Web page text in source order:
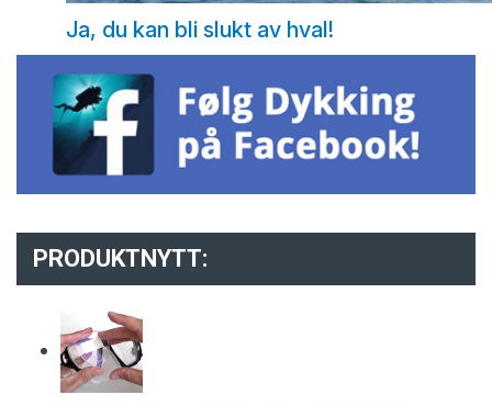
Ja, du kan bli slukt av hval!
PRODUKTNYTT: